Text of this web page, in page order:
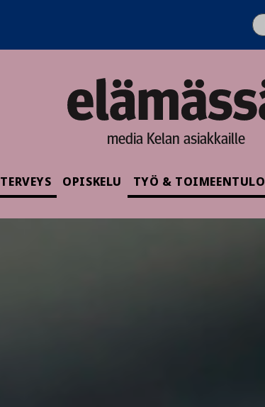
media Kelan asiakkaille
TERVEYS OPISKELU TYÖ & TOIMEENTULO